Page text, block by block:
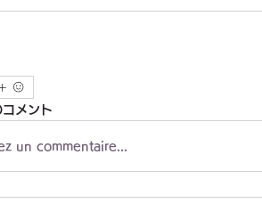
メント
un commentaire...